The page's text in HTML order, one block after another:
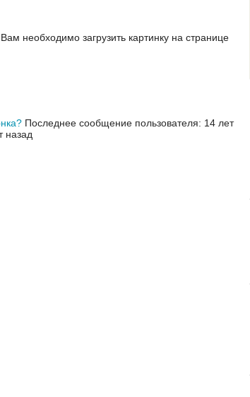
необходимо загрузить картинку на странице
Последнее сообщение пользователя: 14 лет
назад